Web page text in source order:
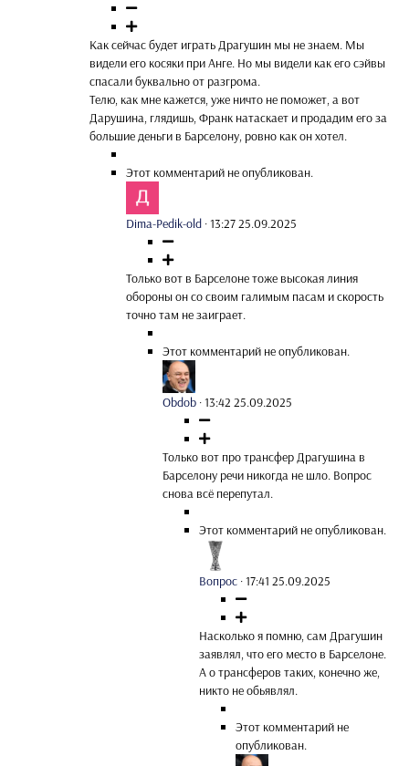
Как сейчас будет играть Драгушин мы не знаем. Мы
видели его косяки при Анге. Но мы видели как его сэйвы
спасали буквально от разгрома.
Телю, как мне кажется, уже ничто не поможет, а вот
Дарушина, глядишь, Франк натаскает и продадим его за
большие деньги в Барселону, ровно как он хотел.
Этот комментарий не опубликован.
Dima-Pedik-old ·13:27 25.09.2025
Только вот в Барселоне тоже высокая линия
обороны он со своим галимым пасам и скорость
точно там не заиграет.
Этот комментарий не опубликован.
Obdob ·13:42 25.09.2025
Только вот про трансфер Драгушина в
Барселону речи никогда не шло. Вопрос
снова всё перепутал.
Этот комментарий не опубликован.
Вопрос ·17:41 25.09.2025
Насколько я помню, сам Драгушин
заявлял, что его место в Барселоне.
А о трансферов таких, конечно же,
никто не обьявлял.
Этот комментарий не
опубликован.